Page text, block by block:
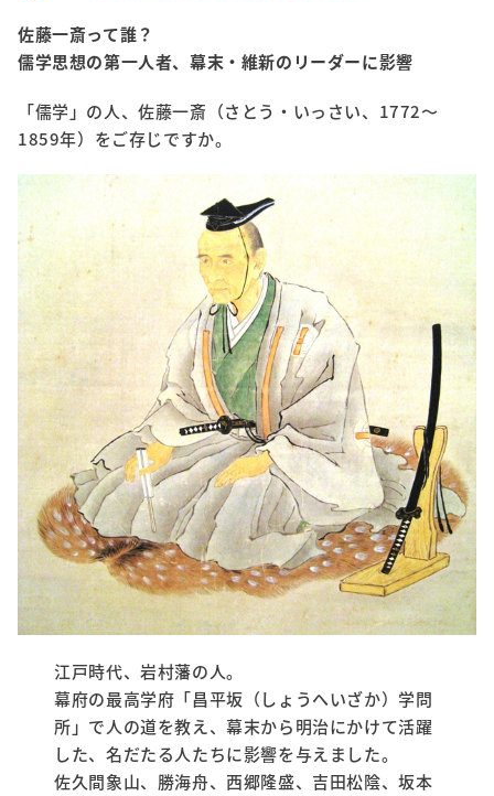
佐藤一斎って誰？
儒学思想の第一人者、幕末・維新のリーダーに影響
「儒学」の人、佐藤一斎（さとう・いっさい、1772～
1859年）をご存じですか。
江戸時代、岩村藩の人。
幕府の最高学府「昌平坂（しょうへいざか）学問
所」で人の道を教え、幕末から明治にかけて活躍
した、名だたる人たちに影響を与えました。
佐久間象山、勝海舟、西郷隆盛、吉田松陰、坂本